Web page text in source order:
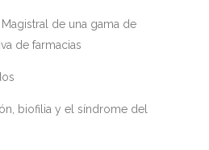
de una gama de
de farmacias
biofilia y el síndrome del